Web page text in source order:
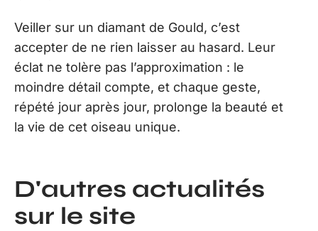
Veiller sur un diamant de Gould, c’est
accepter de ne rien laisser au hasard. Leur
éclat ne tolère pas l’approximation : le
moindre détail compte, et chaque geste,
répété jour après jour, prolonge la beauté et
la vie de cet oiseau unique.
D'autres actualités
sur le site